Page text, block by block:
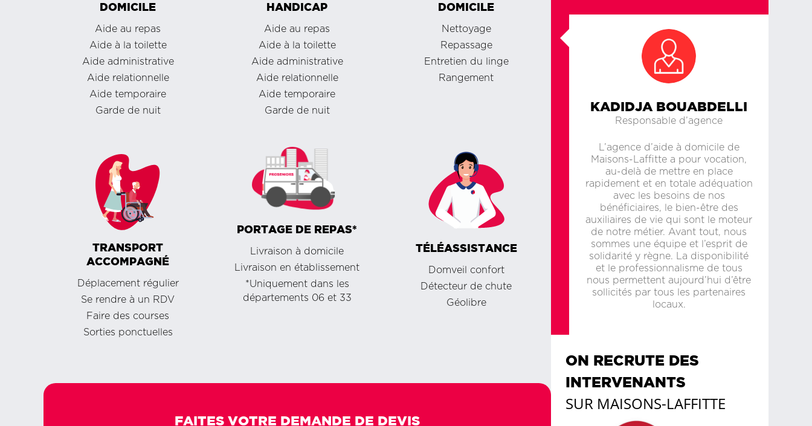
DOMICILE
Aide au repas
Aide à la toilette
Aide administrative
Aide relationnelle
Aide temporaire
Garde de nuit
HANDICAP
Aide au repas
Aide à la toilette
Aide administrative
Aide relationnelle
Aide temporaire
Garde de nuit
DOMICILE
Nettoyage
Repassage
Entretien du linge
Rangement
TRANSPORT
ACCOMPAGNÉ
Déplacement régulier
Se rendre à un RDV
Faire des courses
Sorties ponctuelles
PORTAGE DE REPAS*
Livraison à domicile
Livraison en établissement
*Uniquement dans les
départements 06 et 33
TÉLÉASSISTANCE
Domveil confort
Détecteur de chute
Géolibre
FAITES VOTRE DEMANDE DE DEVIS
KADIDJA BOUABDELLI
Responsable d’agence
L’agence d’aide à domicile de
Maisons-Laffitte a pour vocation,
au-delà de mettre en place
rapidement et en totale adéquation
avec les besoins de nos
bénéficiaires, le bien-être des
auxiliaires de vie qui sont le moteur
de notre métier. Avant tout, nous
sommes une équipe et l’esprit de
solidarité y règne. La disponibilité
et le professionnalisme de tous
nous permettent aujourd’hui d’être
sollicités par tous les partenaires
locaux.
ON RECRUTE DES
INTERVENANTS
SUR MAISONS-LAFFITTE